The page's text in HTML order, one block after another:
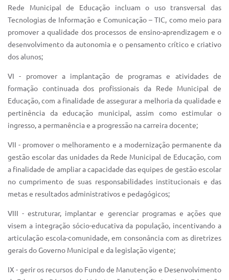
SIC
Sistema Colab
Autarquias
Rede Municipal de Educação incluam o uso transversal das
Tecnologias de Informação e Comunicação – TIC, como meio para
promover a qualidade dos processos de ensino-aprendizagem e o
desenvolvimento da autonomia e o pensamento crítico e criativo
dos alunos;
VI - promover a implantação de programas e atividades de
formação continuada dos profissionais da Rede Municipal de
Educação, com a finalidade de assegurar a melhoria da qualidade e
pertinência da educação municipal, assim como estimular o
ingresso, a permanência e a progressão na carreira docente;
VII - promover o melhoramento e a modernização permanente da
gestão escolar das unidades da Rede Municipal de Educação, com
a finalidade de ampliar a capacidade das equipes de gestão escolar
no cumprimento de suas responsabilidades institucionais e das
metas e resultados administrativos e pedagógicos;
VIII - estruturar, implantar e gerenciar programas e ações que
visem a integração sócio-educativa da população, incentivando a
articulação escola-comunidade, em consonância com as diretrizes
gerais do Governo Municipal e da legislação vigente;
IX - gerir os recursos do Fundo de Manutenção e Desenvolvimento